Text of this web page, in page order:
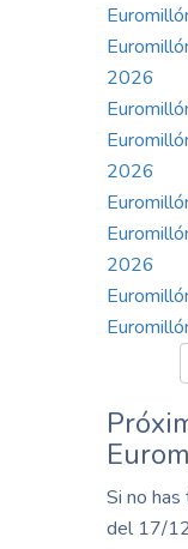
2026
2026
2026
Si no
del 17/